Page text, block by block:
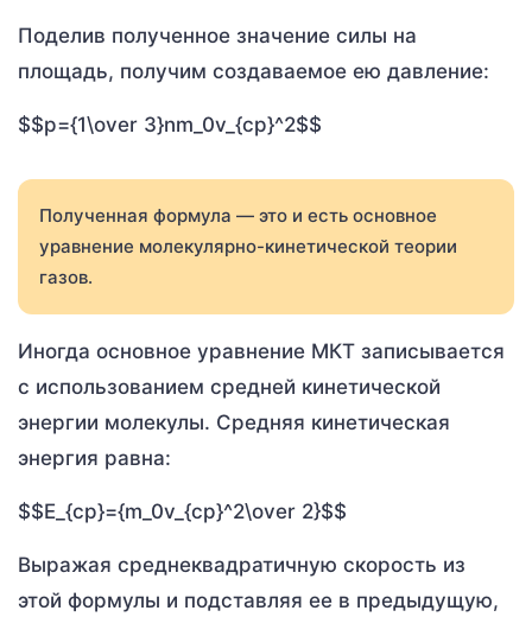
Поделив полученное значение силы на
площадь, получим создаваемое ею давление:
$$p={1\over 3}nm_0v_{ср}^2$$
Полученная формула — это и есть основное
уравнение молекулярно-кинетической теории
газов.
Иногда основное уравнение МКТ записывается
с использованием средней кинетической
энергии молекулы. Средняя кинетическая
энергия равна:
$$E_{ср}={m_0v_{ср}^2\over 2}$$
Выражая среднеквадратичную скорость из
этой формулы и подставляя ее в предыдущую,